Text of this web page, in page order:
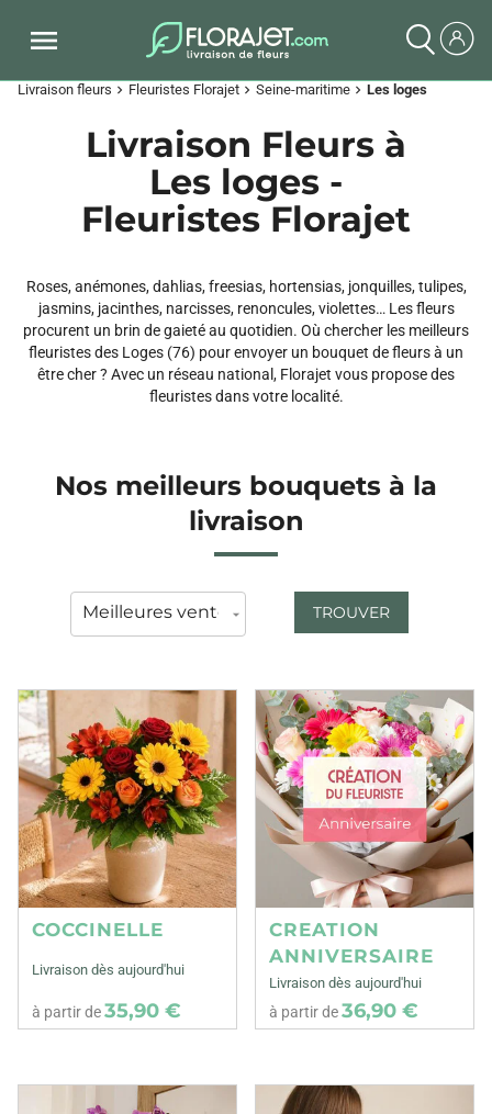
Livraison fleurs chevron_right Fleuristes Florajet chevron_right Seine-maritime chevron_right Les loges
Livraison Fleurs à
Les loges -
Fleuristes Florajet
Roses, anémones, dahlias, freesias, hortensias, jonquilles, tulipes,
jasmins, jacinthes, narcisses, renoncules, violettes… Les fleurs
procurent un brin de gaieté au quotidien. Où chercher les meilleurs
fleuristes des Loges (76) pour envoyer un bouquet de fleurs à un
être cher ? Avec un réseau national, Florajet vous propose des
fleuristes dans votre localité.
Nos meilleurs bouquets à la
livraison
TROUVER
COCCINELLE
Livraison dès aujourd'hui
à partir de35,90 €
CREATION
ANNIVERSAIRE
Livraison dès aujourd'hui
à partir de36,90 €